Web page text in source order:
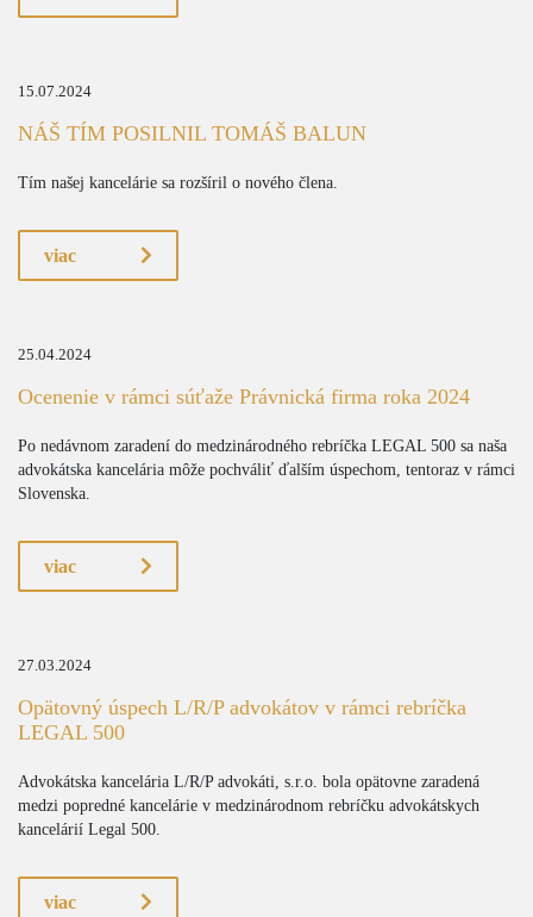
15.07.2024
NÁŠ TÍM POSILNIL TOMÁŠ BALUN
Tím našej kancelárie sa rozšíril o nového člena.
viac
25.04.2024
Ocenenie v rámci súťaže Právnická firma roka 2024
Po nedávnom zaradení do medzinárodného rebríčka LEGAL 500 sa naša
advokátska kancelária môže pochváliť ďalším úspechom, tentoraz v rámci
Slovenska.
viac
27.03.2024
Opätovný úspech L/R/P advokátov v rámci rebríčka
LEGAL 500
Advokátska kancelária L/R/P advokáti, s.r.o. bola opätovne zaradená
medzi popredné kancelárie v medzinárodnom rebríčku advokátskych
kancelárií Legal 500.
viac